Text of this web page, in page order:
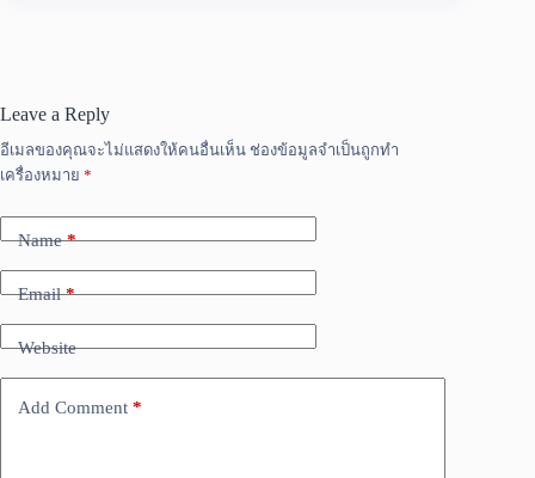
Leave a Reply
อีเมลของคุณจะไม่แสดงให้คนอื่นเห็น ช่องข้อมูลจำเป็นถูกทำ
เครื่องหมาย *
Name*
Email*
Website
Add Comment *